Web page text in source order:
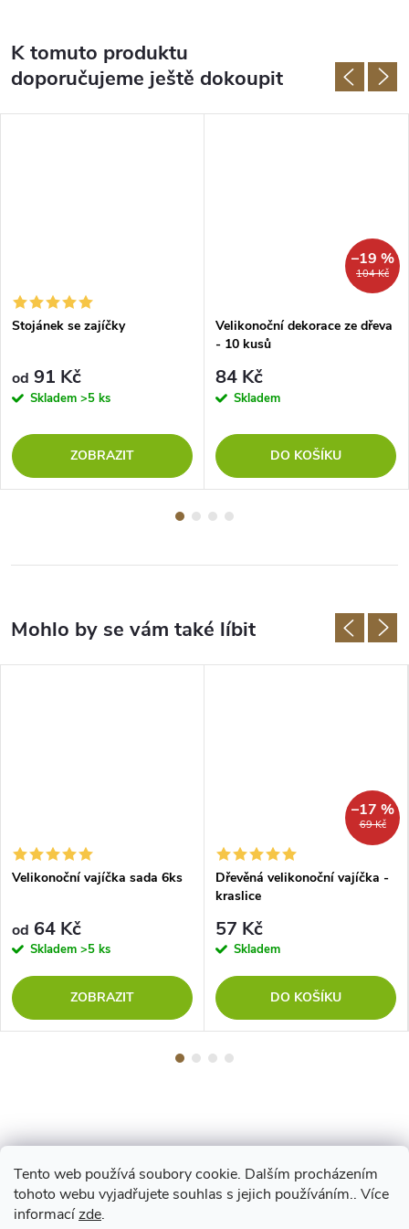
Tento web používá soubory cookie. Dalším procházením
tohoto webu vyjadřujete souhlas s jejich používáním.. Více
informacízde.
K tomuto produktu
doporučujeme ještě dokoupit
Stojánek se zajíčky
od 91 Kč
Skladem >5 ks
ZOBRAZIT
104 Kč
–19 %
Velikonoční dekorace ze dřeva
- 10 kusů
84 Kč
Skladem
DO KOŠÍKU
Velikonoční vajíčka sada 6ks
od 64 Kč
Skladem >5 ks
ZOBRAZIT
69 Kč
–17 %
Dřevěná velikonoční vajíčka -
kraslice
57 Kč
Skladem
DO KOŠÍKU
Z